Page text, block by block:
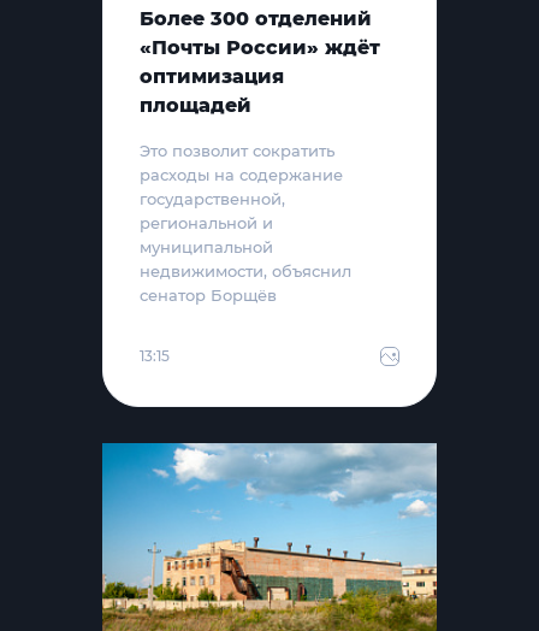
Более 300 отделений
«Почты России» ждёт
оптимизация
площадей
Это позволит сократить
расходы на содержание
государственной,
региональной и
муниципальной
недвижимости, объяснил
сенатор Борщёв
13:15